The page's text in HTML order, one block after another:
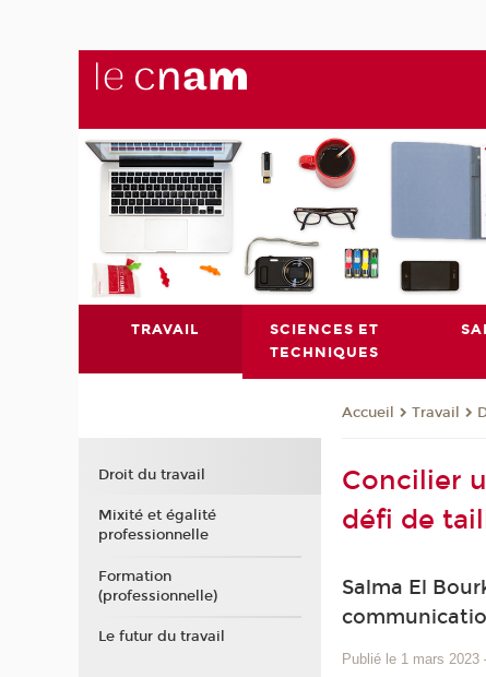
TRAVAIL
SCIENCES ET
TECHNIQUES
Accueil Travail
Concilier
défi de
Salma El
Publié le 1 mars 2023
Droit du travail
Mixité et égalité
professionnelle
Formation
(professionnelle)
Le futur du travail